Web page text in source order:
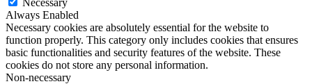
Always Enabled
Necessary cookies are absolutely essential for the website to
function properly. This category only includes cookies that ensures
basic functionalities and security features of the website. These
cookies do not store any personal information.
Non-necessary